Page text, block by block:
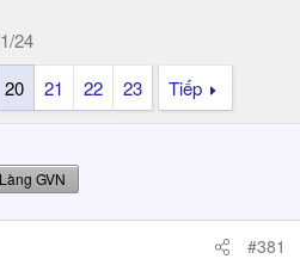
24
20 21 22 23 Tiếp
GVN
#381